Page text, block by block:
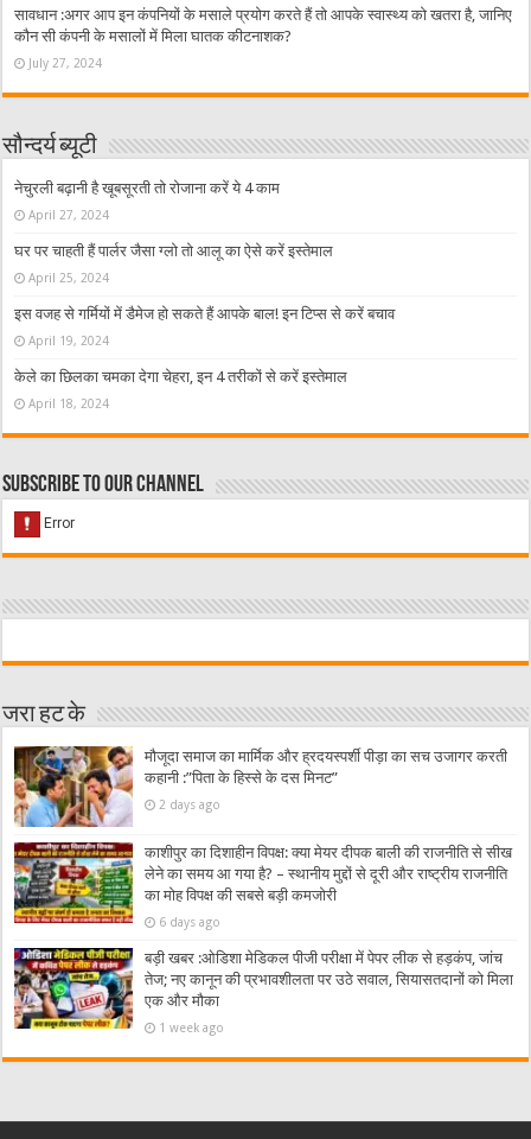
सावधान :अगर आप इन कंपनियों के मसाले प्रयोग करते हैं तो आपके स्वास्थ्य को खतरा है, जानिए
कौन सी कंपनी के मसालों में मिला घातक कीटनाशक?
July 27, 2024
सौन्दर्य ब्यूटी
नेचुरली बढ़ानी है खूबसूरती तो रोजाना करें ये 4 काम
April 27, 2024
घर पर चाहती हैं पार्लर जैसा ग्लो तो आलू का ऐसे करें इस्तेमाल
April 25, 2024
इस वजह से गर्मियों में डैमेज हो सकते हैं आपके बाल! इन टिप्स से करें बचाव
April 19, 2024
केले का छिलका चमका देगा चेहरा, इन 4 तरीकों से करें इस्तेमाल
April 18, 2024
Subscribe to our Channel
जरा हट के
मौजूदा समाज का मार्मिक और ह्रदयस्पर्शी पीड़ा का सच उजागर करती
कहानी :”पिता के हिस्से के दस मिनट”
2 days ago
काशीपुर का दिशाहीन विपक्ष: क्या मेयर दीपक बाली की राजनीति से सीख
लेने का समय आ गया है? – स्थानीय मुद्दों से दूरी और राष्ट्रीय राजनीति
का मोह विपक्ष की सबसे बड़ी कमजोरी
6 days ago
बड़ी खबर :ओडिशा मेडिकल पीजी परीक्षा में पेपर लीक से हड़कंप, जांच
तेज; नए कानून की प्रभावशीलता पर उठे सवाल, सियासतदानों को मिला
एक और मौका
1 week ago